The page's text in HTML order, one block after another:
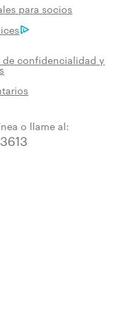
para socios
de confidencialidad y
o llame al: